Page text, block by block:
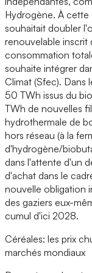
Hydrogène. À
souhaitait doubler
renouvelable inscrit
consommation
souhaite intégrer
Climat (Sfec). Dans
50 TWh issus du
TWh de nouvelles
hydrothermale de
hors réseau (à la
d'hydrogène/
dans l'attente d'un
d'achat dans le
nouvelle obligation
des gaziers eux-
cumul d'ici 2028.
Céréales: les prix
marchés mondiaux